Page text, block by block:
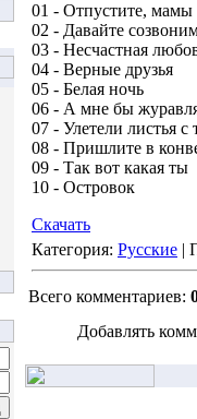
01 - Отпустите, мамы
02 - Давайте
03 - Несчастная
04 - Верные друзья
05 - Белая ночь
06 - А мне бы
07 - Улетели листья с
08 - Пришлите в
09 - Так вот какая ты
10 - Островок
Скачать
Категория: Русские |
Всего комментариев:
Добавлять